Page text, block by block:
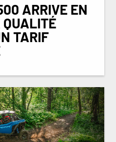
ARRIVE EN
TARIF